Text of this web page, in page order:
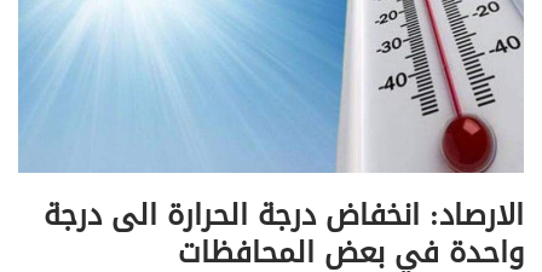
الارصاد: انخفاض درجة الحرارة الى درجة
واحدة في بعض المحافظات